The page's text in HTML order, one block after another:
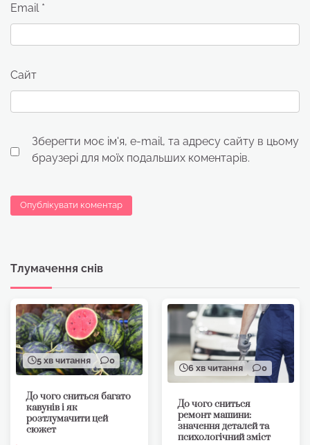
Email *
Сайт
Зберегти моє ім'я, e-mail, та адресу сайту в цьому
браузері для моїх подальших коментарів.
Тлумачення снів
5 хв читання 0
До чого сниться багато
кавунів і як
розтлумачити цей
сюжет
6 хв читання 0
До чого сниться
ремонт машини:
значення деталей та
психологічний зміст